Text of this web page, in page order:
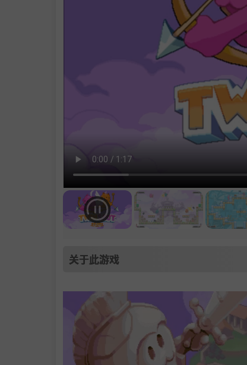
关于此游戏